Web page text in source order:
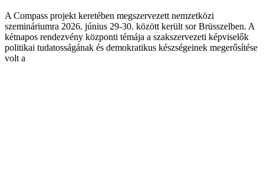
A Compass projekt keretében megszervezett nemzetközi
szemináriumra 2026. június 29-30. között került sor Brüsszelben. A
kétnapos rendezvény központi témája a szakszervezeti képviselők
politikai tudatosságának és demokratikus készségeinek megerősítése
volt a